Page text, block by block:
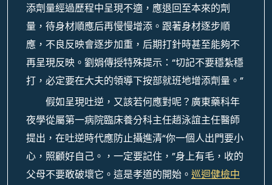
添劑量經過歷程中呈現不適，應退回至本來的劑
量，待身材順應后再慢慢增添。跟著身材逐步順
應，不良反映會逐步加重，后期打針時甚至能夠不
再呈現反映。劉娟傳授特殊提示：“切記不要穩紮穩
打，必定要在大夫的領導下按部就班地增添劑量。”
假如呈現吐逆，又該若何應對呢？廣東藥科年
夜學從屬第一病院臨床養分科主任趙泳誼主任醫師
提出，在吐逆時代應防止攝進清“你一個人出門要小
心，照顧好自己。，一定要記住，”身上有毛，收的
父母不要敢破壞它。這是孝道的開始。 巡迴健檢中